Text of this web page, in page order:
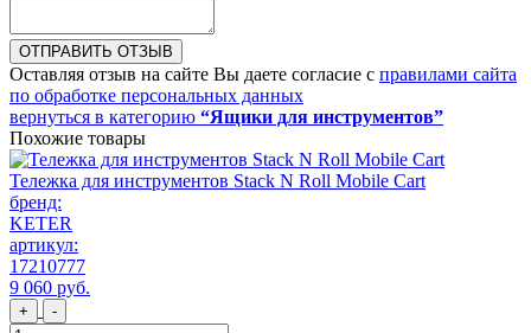
ОТПРАВИТЬ ОТЗЫВ
Оставляя отзыв на сайте Вы даете согласие с правилами сайта
по обработке персональных данных
вернуться в категорию “Ящики для инструментов”
Похожие товары
Тележка для инструментов Stack N Roll Mobile Cart
бренд:
KETER
артикул:
17210777
9 060 руб.
+ -